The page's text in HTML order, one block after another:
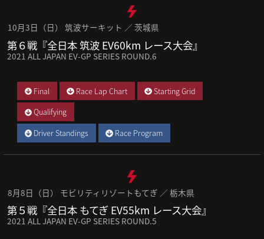
10月3日（日） 筑波サーキット ／ 茨城県
第６戦『全日本 筑波 EV60km レース大会』
2021 ALL JAPAN EV-GP SERIES ROUND.6
Final Race Lap Chart
Starting Grid
Qualifying
Driver Standings
Race Program
8月8日（日） モビリティリゾートもてぎ ／ 栃木県
第５戦『全日本 もてぎ EV55km レース大会』
2021 ALL JAPAN EV-GP SERIES ROUND.5